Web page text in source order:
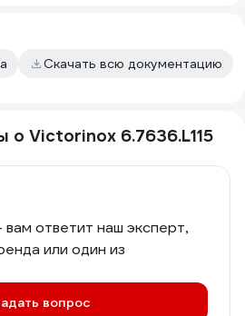
Скачать всю документацию
о Victorinox 6.7636.L115
ответит наш эксперт,
или один из
вопрос